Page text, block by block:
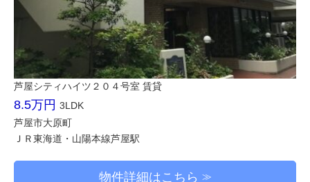
芦屋シティハイツ２０４号室 賃貸
8.5万円 3LDK
芦屋市大原町
ＪＲ東海道・山陽本線芦屋駅
物件詳細はこちら